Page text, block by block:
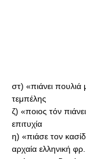
στ) «πιάνει
τεμπέλης
ζ) «ποιος τόν
επιτυχία
η) «πιάσε τον
αρχαία ελληνική